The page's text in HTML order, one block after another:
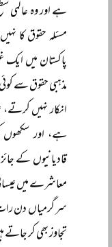
ہے اور وہ عالمی
مسئلہ حقوق کا
پاکستان میں
مذہبی حقوق سے
انکار نہیں
ہے، اور سکھوں
قادیانیوں کے
معاشرے میں
سر گرمیاں دن
تجاوز بھی کر